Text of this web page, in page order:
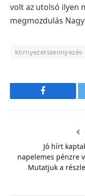
volt az utolsó ilyen
megmozdulás
környezetszennyezés
Facebook
Jó hírt
napelemes pénzre
Mutatjuk a